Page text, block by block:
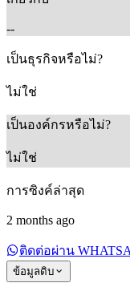
--
เป็นธุรกิจหรือไม่?
ไม่ใช่
เป็นองค์กรหรือไม่?
ไม่ใช่
การซิงค์ล่าสุด
2 months ago
ติดต่อผ่าน
ข้อมูลดิบ